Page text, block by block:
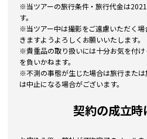
※当ツアーの旅行条件・旅行代金は
す。
※当ツアー中は撮影をご遠慮いただく場
きますようよろしくお願いいたします。
※貴重品の取り扱いには十分お気を付
を負いかねます。
※不測の事態が生じた場合は旅行また
は中止になる場合がございます。
契約の成立時